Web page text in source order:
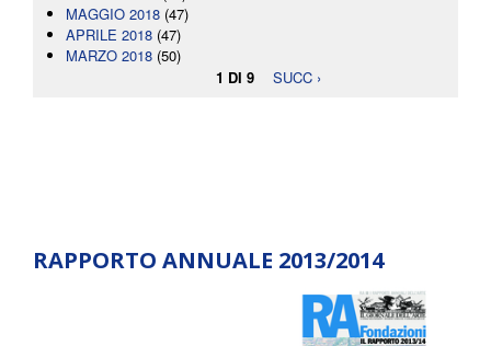
MAGGIO 2018 (47)
APRILE 2018 (47)
MARZO 2018 (50)
1 DI 9
SUCC ›
RAPPORTO ANNUALE 2013/2014